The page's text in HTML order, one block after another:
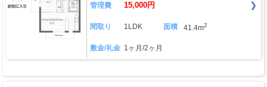
管理費 15,000円
間取り 1LDK 面積 41.4m2
敷金/礼金 1ヶ月/2ヶ月